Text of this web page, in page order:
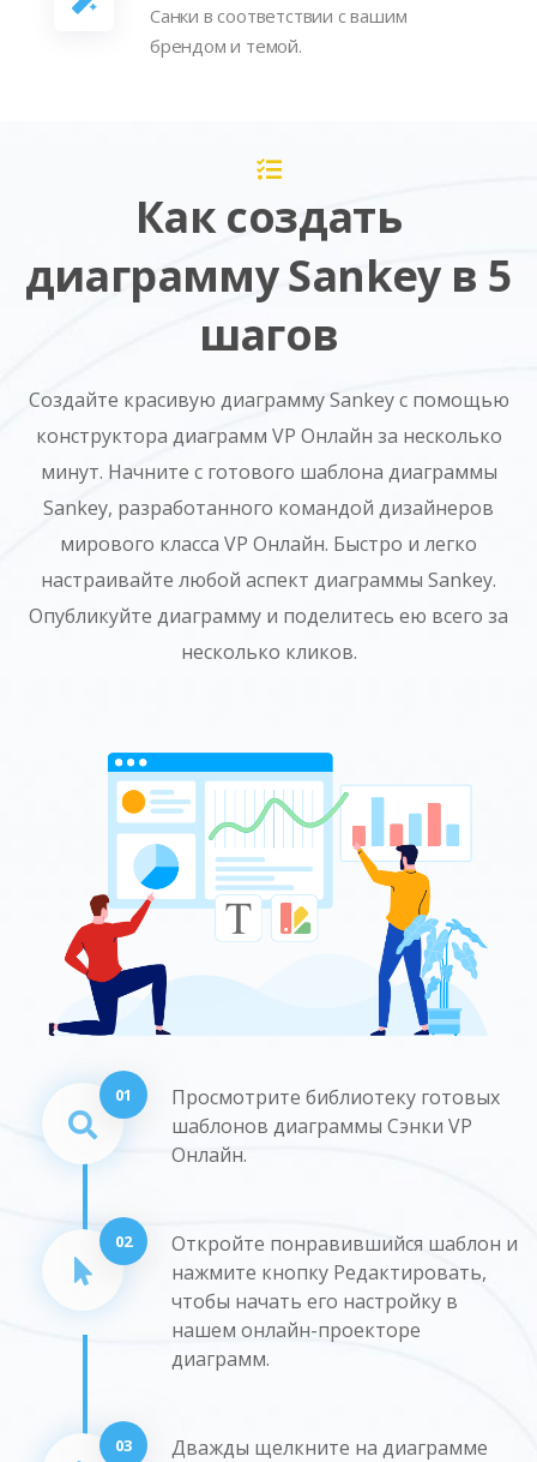
Санки в соответствии с вашим
брендом и темой.
Как создать
диаграмму Sankey в 5
шагов
Создайте красивую диаграмму Sankey с помощью
конструктора диаграмм VP Онлайн за несколько
минут. Начните с готового шаблона диаграммы
Sankey, разработанного командой дизайнеров
мирового класса VP Онлайн. Быстро и легко
настраивайте любой аспект диаграммы Sankey.
Опубликуйте диаграмму и поделитесь ею всего за
несколько кликов.
01
Просмотрите библиотеку готовых
шаблонов диаграммы Сэнки VP
Онлайн.
02
Откройте понравившийся шаблон и
нажмите кнопку Редактировать,
чтобы начать его настройку в
нашем онлайн-проекторе
диаграмм.
03 Дважды щелкните на диаграмме